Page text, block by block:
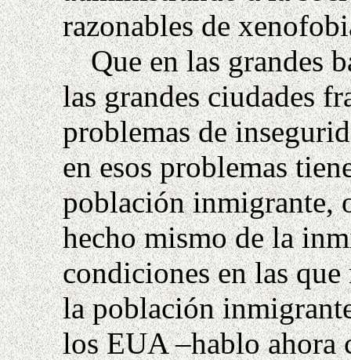
razonablesde
Que en las grandes
las grandes ciudades
problemas de
en esos problemas
población inmigrante,
hecho mismo de la
condiciones en las
la población
los EUA –hablo ahora